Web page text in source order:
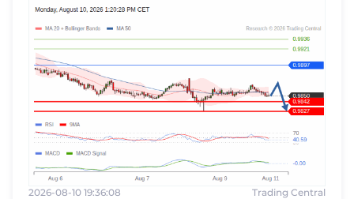
2026-08-10 19:36:08 Trading Central